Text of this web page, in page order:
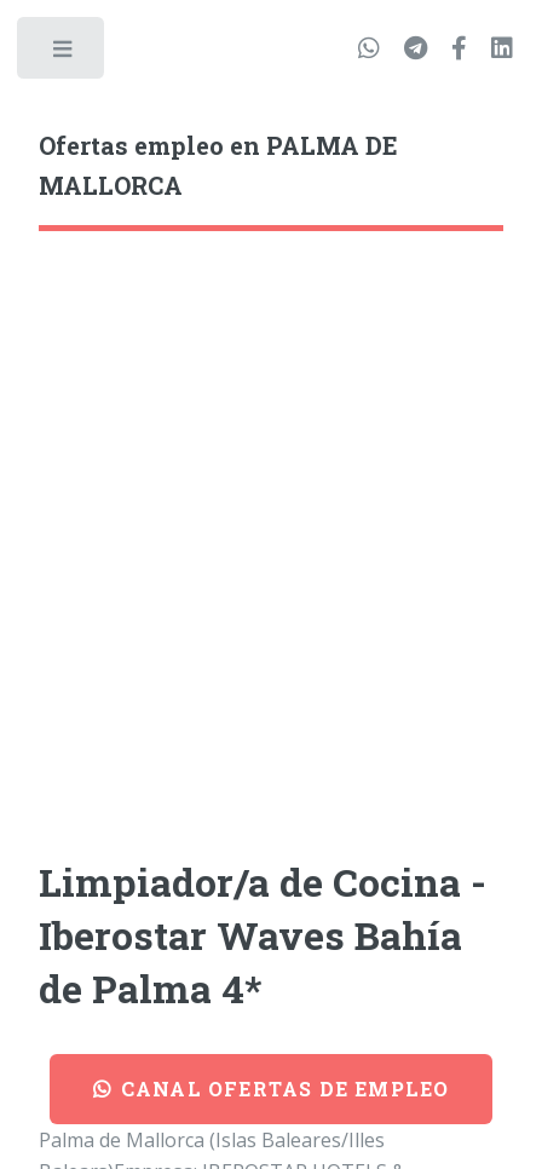
Ofertas empleo en PALMA DE
MALLORCA
Limpiador/a de Cocina -
Iberostar Waves Bahía
de Palma 4*
CANAL OFERTAS DE EMPLEO
Palma de Mallorca (Islas Baleares/Illes